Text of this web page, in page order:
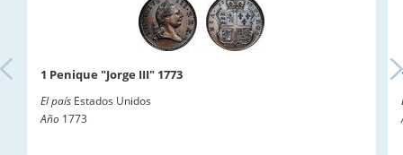
1 Penique "Jorge III" 1773
El país Estados Unidos
Año 1773